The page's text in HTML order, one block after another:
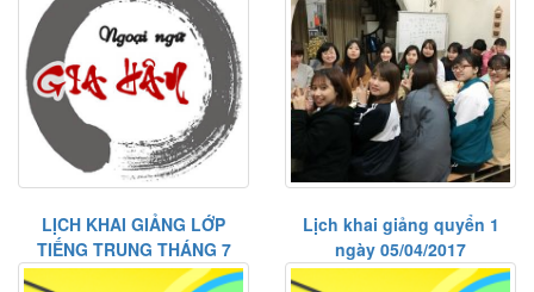
LỊCH KHAI GIẢNG LỚP
TIẾNG TRUNG THÁNG 7
Lịch khai giảng quyển 1
ngày 05/04/2017